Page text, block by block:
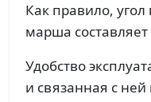
Как правило,
марша составляет
Удобство
и связанная с ней